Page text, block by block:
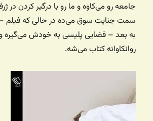
جامعه رو می‌کاوه و ما رو با درگیر کردن در
سمت جنایت سوق می‌ده در حالی که فیلم
به بعد – فضایی پلیسی به خودش می‌گیره
روانکاوانه کتاب می‌شه.